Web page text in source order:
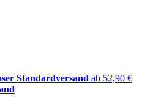
Standardversand ab 52,90 €